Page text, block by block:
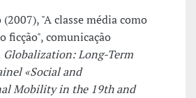
"A classe média como
ficção", comunicação
Globalization: Long-Term
«Social and
Mobility in the 19th and